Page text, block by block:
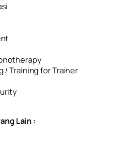
/ Training for Trainer
Lain :